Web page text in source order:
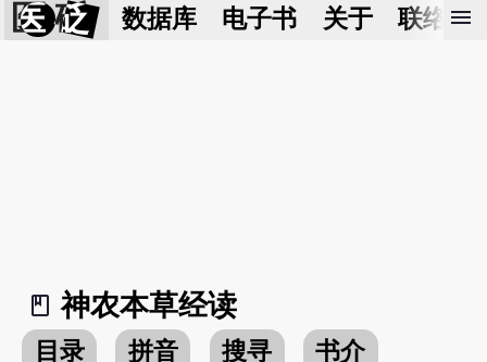
医 砭 数据库 电子书 关于 联络我
menu
book_2
神农本草经读
目录 拼音 搜寻
书介